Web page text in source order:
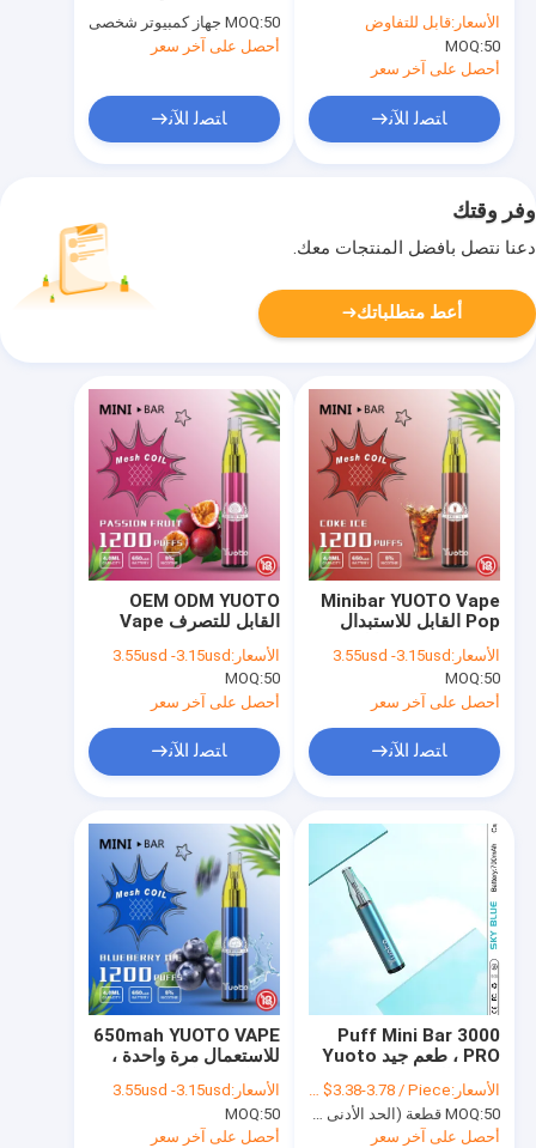
MOQ:50 جهاز كمبيوتر شخصى
أحصل على آخر سعر
ﺎﺘﺼﻟ ﺍﻶﻧ
الأسعار:قابل للتفاوض
MOQ:50
أحصل على آخر سعر
ﺎﺘﺼﻟ ﺍﻶﻧ
وفر وقتك
دعنا نتصل بأفضل المنتجات معك.
أعط متطلباتك
OEM ODM YUOTO
القابل للتصرف Vape
22x110mm SS304
PCTG PC Material
الأسعار: 3.55usd -3.15usd
MOQ:50
أحصل على آخر سعر
ﺎﺘﺼﻟ ﺍﻶﻧ
Minibar YUOTO Vape
Pop القابل للاستبدال
لإعادة الشحن
الأسعار: 3.55usd -3.15usd
MOQ:50
أحصل على آخر سعر
ﺎﺘﺼﻟ ﺍﻶﻧ
650mah YUOTO VAPE
للاستعمال مرة واحدة ،
مملوءة مسبقًا Pod
Vape
الأسعار: 3.55usd -3.15usd
MOQ:50
أحصل على آخر سعر
3000 Puff Mini Bar
PRO ، طعم جيد Yuoto
Vape القابل للتصرف
الأسعار:US $3.38-3.78 / Piece
MOQ:50 قطعة (الحد الأدنى للطلب)
أحصل على آخر سعر